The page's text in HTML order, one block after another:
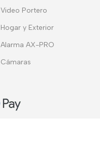
Video Portero
Hogar y Exterior
Alarma AX-PRO
Cámaras